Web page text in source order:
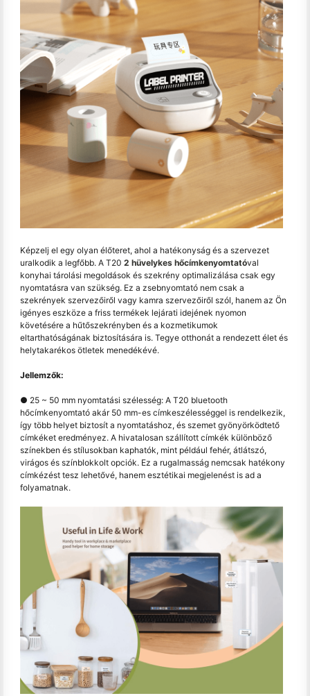
Képzelj el egy olyan élőteret, ahol a hatékonyság és a szervezet
uralkodik a legfőbb. A T20 2 hüvelykes hőcímkenyomtatóval
konyhai tárolási megoldások és szekrény optimalizálása csak egy
nyomtatásra van szükség. Ez a zsebnyomtató nem csak a
szekrények szervezőiről vagy kamra szervezőiről szól, hanem az Ön
igényes eszköze a friss termékek lejárati idejének nyomon
követésére a hűtőszekrényben és a kozmetikumok
eltarthatóságának biztosítására is. Tegye otthonát a rendezett élet és
helytakarékos ötletek menedékévé.
Jellemzők:
● 25 ~ 50 mm nyomtatási szélesség: A T20 bluetooth
hőcímkenyomtató akár 50 mm-es címkeszélességgel is rendelkezik,
így több helyet biztosít a nyomtatáshoz, és szemet gyönyörködtető
címkéket eredményez. A hivatalosan szállított címkék különböző
színekben és stílusokban kaphatók, mint például fehér, átlátszó,
virágos és színblokkolt opciók. Ez a rugalmasság nemcsak hatékony
címkézést tesz lehetővé, hanem esztétikai megjelenést is ad a
folyamatnak.